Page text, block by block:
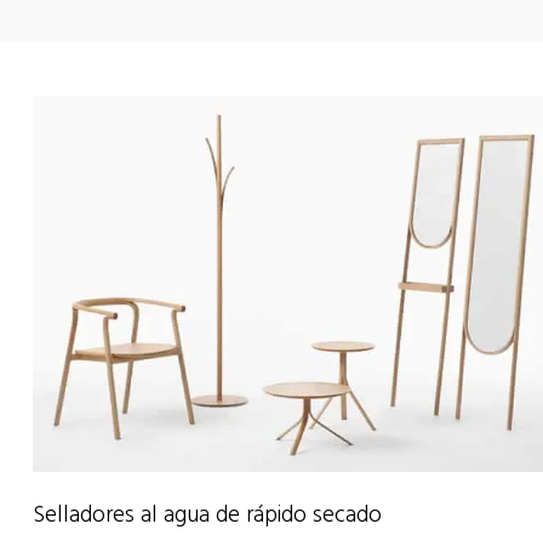
Selladores al agua de rápido secado